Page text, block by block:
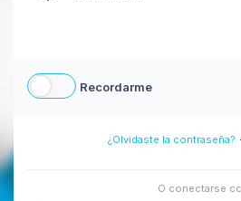
Recordarme
¿Olvidaste la contraseña?
O conectarse